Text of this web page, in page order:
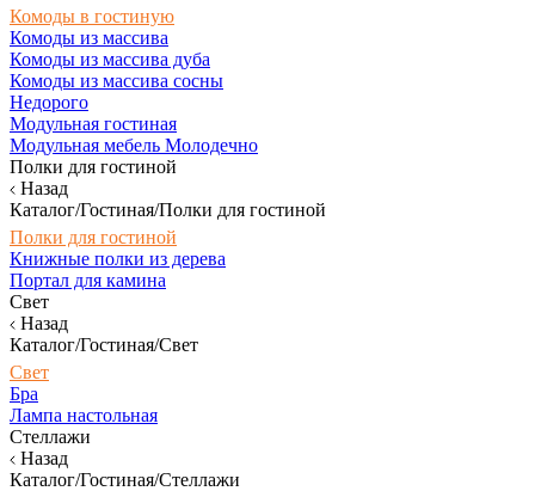
Комоды в гостиную
Комоды из массива
Комоды из массива дуба
Комоды из массива сосны
Недорого
Модульная гостиная
Модульная мебель Молодечно
Полки для гостиной
Назад
Каталог/Гостиная/Полки для гостиной
Полки для гостиной
Книжные полки из дерева
Портал для камина
Свет
Назад
Каталог/Гостиная/Свет
Свет
Бра
Лампа настольная
Стеллажи
Назад
Каталог/Гостиная/Стеллажи